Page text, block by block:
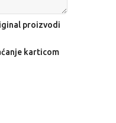
proizvodi
karticom